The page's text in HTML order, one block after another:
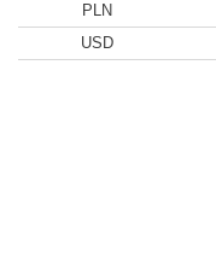
PLN
USD